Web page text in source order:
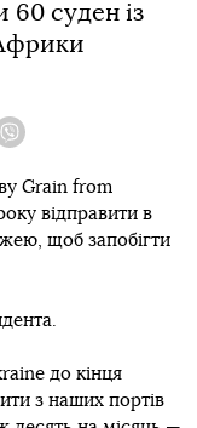
60 суден із
Grain from
відправити в
щоб запобігти
до кінця
з наших портів